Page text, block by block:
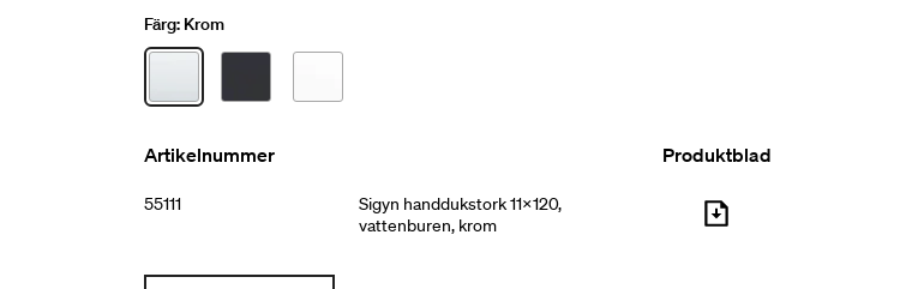
Färg: Krom
Artikelnummer Produktblad
55111
Sigyn handdukstork 11x120,
vattenburen, krom